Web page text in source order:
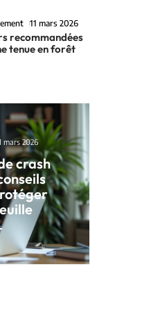
11 mars 2026
recommandées
tenue en forêt
mars 2026
crash